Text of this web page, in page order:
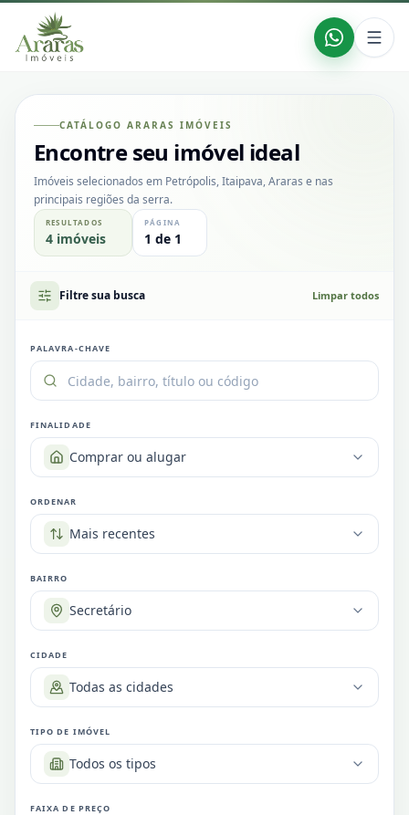
CATÁLOGO ARARAS IMÓVEIS
Encontre seu imóvel ideal
Imóveis selecionados em Petrópolis, Itaipava, Araras e nas
principais regiões da serra.
RESULTADOS
4 imóveis
PÁGINA
1 de 1
Filtre sua busca Limpar todos
PALAVRA-CHAVE
FINALIDADE
Comprar ou alugar
ORDENAR
Mais recentes
BAIRRO
Secretário
CIDADE
Todas as cidades
TIPO DE IMÓVEL
Todos os tipos
FAIXA DE PREÇO